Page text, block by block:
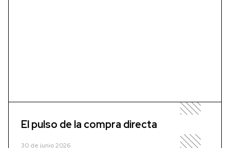
El pulso de la compra directa
30 de junio 2026